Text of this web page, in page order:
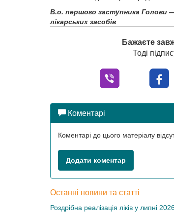
В.о. першого заступника Голови —
лікарських засобів
Бажаєте
Тоді
Коментарі
Коментарі до цього матеріалу
Додати коментар
Останні новини та статті
Роздрібна реалізація ліків у липні